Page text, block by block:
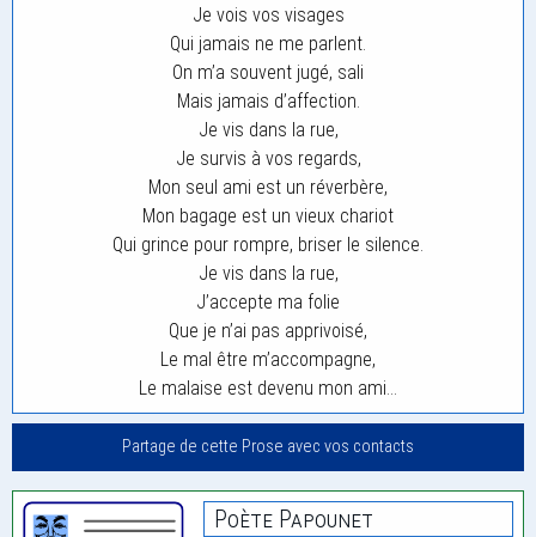
Je vois vos visages
Qui jamais ne me parlent.
On m’a souvent jugé, sali
Mais jamais d’affection.
Je vis dans la rue,
Je survis à vos regards,
Mon seul ami est un réverbère,
Mon bagage est un vieux chariot
Qui grince pour rompre, briser le silence.
Je vis dans la rue,
J’accepte ma folie
Que je n’ai pas apprivoisé,
Le mal être m’accompagne,
Le malaise est devenu mon ami…
Partage de cette Prose avec vos contacts
Poète Papounet